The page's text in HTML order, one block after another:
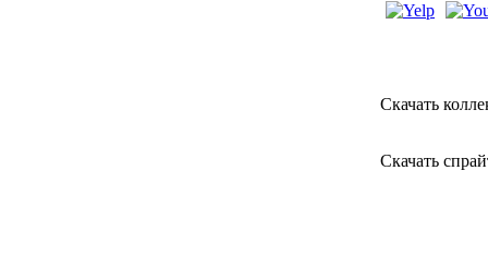
Скачать
Скачать